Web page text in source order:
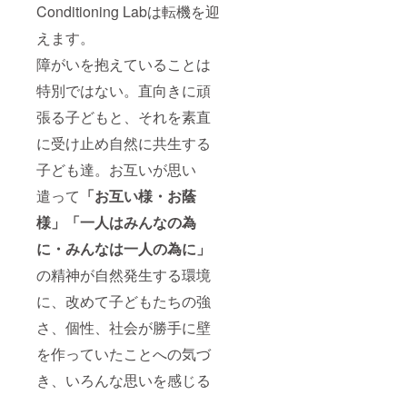
Conditioning Labは転機を迎
えます。
障がいを抱えていることは
特別ではない。直向きに頑
張る子どもと、それを素直
に受け止め自然に共生する
子ども達。お互いが思い
遣って 「お互い様・お蔭
様」「一人はみんなの為
に・みんなは一人の為に」
の精神が自然発生する環境
に、改めて子どもたちの強
さ、個性、社会が勝手に壁
を作っていたことへの気づ
き、いろんな思いを感じる